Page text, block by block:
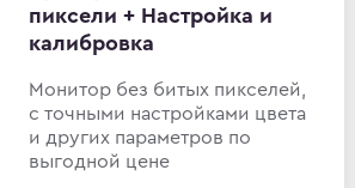
пиксели + Настройка и
калибровка
Монитор без битых пикселей,
с точными настройками цвета
и других параметров по
выгодной цене